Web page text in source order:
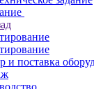
и поставка